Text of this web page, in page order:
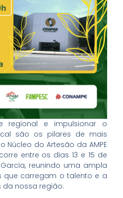
regional e impulsionar o
são os pilares de mais
Núcleo do Artesão da AMPE
entre os dias 13 e 15 de
reunindo uma ampla
que carregam o talento e a
nossa região.